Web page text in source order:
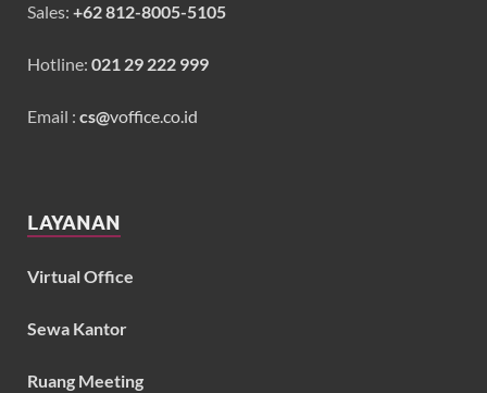
Sales: +62 812-8005-5105
Hotline: 021 29 222 999
Email : cs@voffice.co.id
LAYANAN
Virtual Office
Sewa Kantor
Ruang Meeting